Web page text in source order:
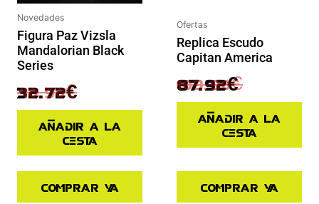
Novedades
Figura Paz Vizsla
Mandalorian Black
Series
40.90€
32.72€
Añadir a la
cesta
Comprar ya
Ofertas
Replica Escudo
Capitan America
109.90€
87.92€
Añadir a la
cesta
Comprar ya